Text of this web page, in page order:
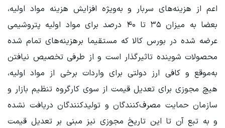
اعم از هزینه‌های سربار و به‌ویژه افزایش هزینه مواد اولیه،
بعضا به میزان ۳۵ تا ۴۰ درصد برای مواد اولیه پتروشیمی
عرضه شده در بورس کالا که مستقیما برهزینه‌های تمام شده
محصولات شوینده تاثیرگذار است و از طرفی تخصیص نیافتن
به‌موقع و کافی ارز دولتی برای واردات برخی از مواد اولیه،
هیچ مجوزی برای تعدیل قیمت از سوی کارگروه تنظیم بازار و
سازمان حمایت مصرف‌کنندگان و تولیدکنندگان دریافت نشده
و به تبع آن تا این تاریخ مجوزی نیز مبنی بر تعدیل قیمت